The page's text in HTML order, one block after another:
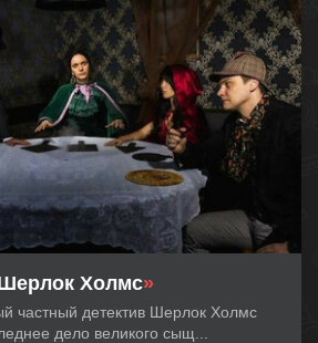
Холмс»
частный детектив Шерлок Холмс
дело великого сыщ...